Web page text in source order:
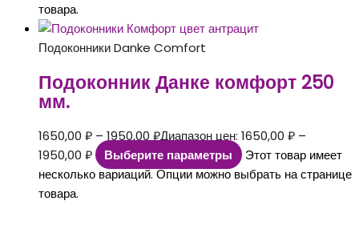
товара.
Подоконники Danke Comfort
Подоконник Данке комфорт 250
мм.
1650,00 ₽ – 1950,00 ₽Диапазон цен: 1650,00 ₽ –
1950,00 ₽
Выберите параметры
Этот товар имеет
несколько вариаций. Опции можно выбрать на странице
товара.